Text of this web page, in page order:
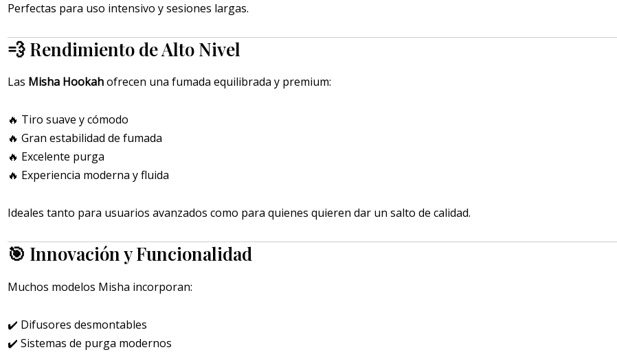
Perfectas para uso intensivo y sesiones largas.
💨 Rendimiento de Alto Nivel
Las Misha Hookahofrecen una fumada equilibrada y premium:
🔥 Tiro suave y cómodo
🔥 Gran estabilidad de fumada
🔥 Excelente purga
🔥 Experiencia moderna y fluida
Ideales tanto para usuarios avanzados como para quienes quieren dar un salto de calidad.
🎯 Innovación y Funcionalidad
Muchos modelos Misha incorporan:
✔️ Difusores desmontables
✔️ Sistemas de purga modernos